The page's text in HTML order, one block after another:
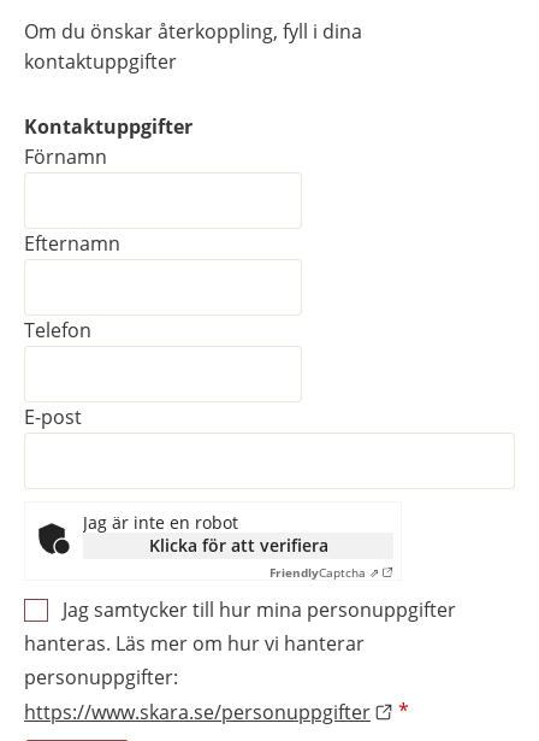
Om du önskar återkoppling, fyll i dina
kontaktuppgifter
Kontaktuppgifter
Kontaktuppgifter
Förnamn
Efternamn
Telefon
E-post
Jag är inte en robot
Klicka för att verifiera
FriendlyCaptcha ⇗
Jag samtycker till hur mina personuppgifter
hanteras. Läs mer om hur vi hanterar
personuppgifter:
https://www.skara.se/personuppgifter
*